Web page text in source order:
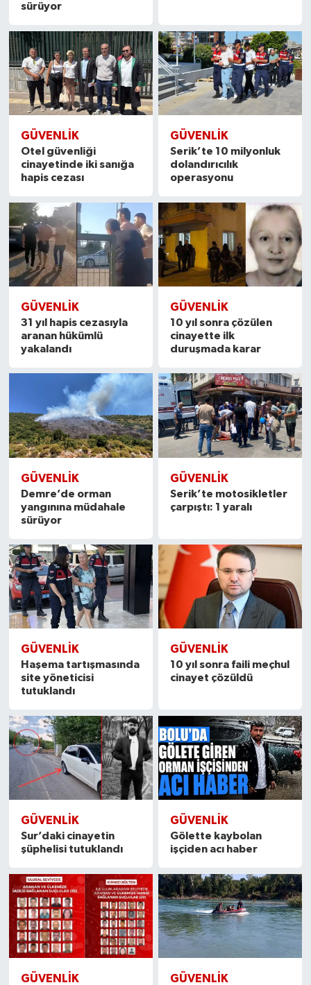
sürüyor
GÜVENLIK
Otel güvenliği
cinayetinde iki sanığa
hapis cezası
GÜVENLIK
Serik’te 10 milyonluk
dolandırıcılık
operasyonu
GÜVENLIK
31 yıl hapis cezasıyla
aranan hükümlü
yakalandı
GÜVENLIK
10 yıl sonra çözülen
cinayette ilk
duruşmada karar
GÜVENLIK
Demre’de orman
yangınına müdahale
sürüyor
GÜVENLIK
Serik’te motosikletler
çarpıştı: 1 yaralı
GÜVENLIK
Haşema tartışmasında
site yöneticisi
tutuklandı
GÜVENLIK
10 yıl sonra faili meçhul
cinayet çözüldü
GÜVENLIK
Sur’daki cinayetin
şüphelisi tutuklandı
GÜVENLIK
Gölette kaybolan
işçiden acı haber
GÜVENLIK GÜVENLIK